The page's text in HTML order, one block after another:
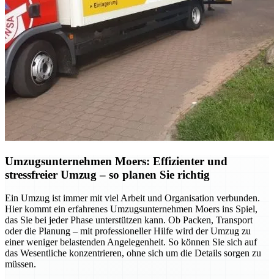
Umzugsunternehmen Moers: Effizienter und
stressfreier Umzug – so planen Sie richtig
Ein Umzug ist immer mit viel Arbeit und Organisation verbunden.
Hier kommt ein erfahrenes Umzugsunternehmen Moers ins Spiel,
das Sie bei jeder Phase unterstützen kann. Ob Packen, Transport
oder die Planung – mit professioneller Hilfe wird der Umzug zu
einer weniger belastenden Angelegenheit. So können Sie sich auf
das Wesentliche konzentrieren, ohne sich um die Details sorgen zu
müssen.